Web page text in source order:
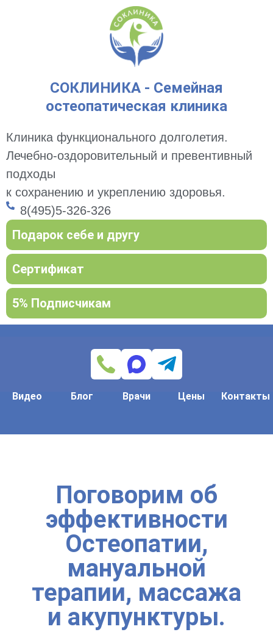
СОКЛИНИКА - Семейная
остеопатическая клиника
Клиника функционального долголетия.
Лечебно-оздоровительный и превентивный
подходы
к сохранению и укреплению здоровья.
8(495)5-326-326
Подарок себе и другу
Сертификат
5% Подписчикам
Видео Блог Врачи Цены Контакты
Поговорим об
эффективности
Остеопатии,
мануальной
терапии, массажа
и акупунктуры.